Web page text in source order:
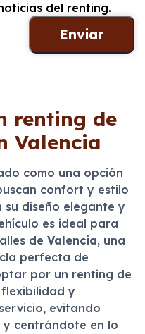
del renting.
renting de
Valencia
como una opción
confort y estilo
su diseño elegante y
es ideal para
de Valencia, una
perfecta de
por un renting de
y
evitando
y centrándote en lo